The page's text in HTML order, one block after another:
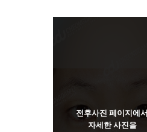
전후사진 페이지에서
자세한 사진을